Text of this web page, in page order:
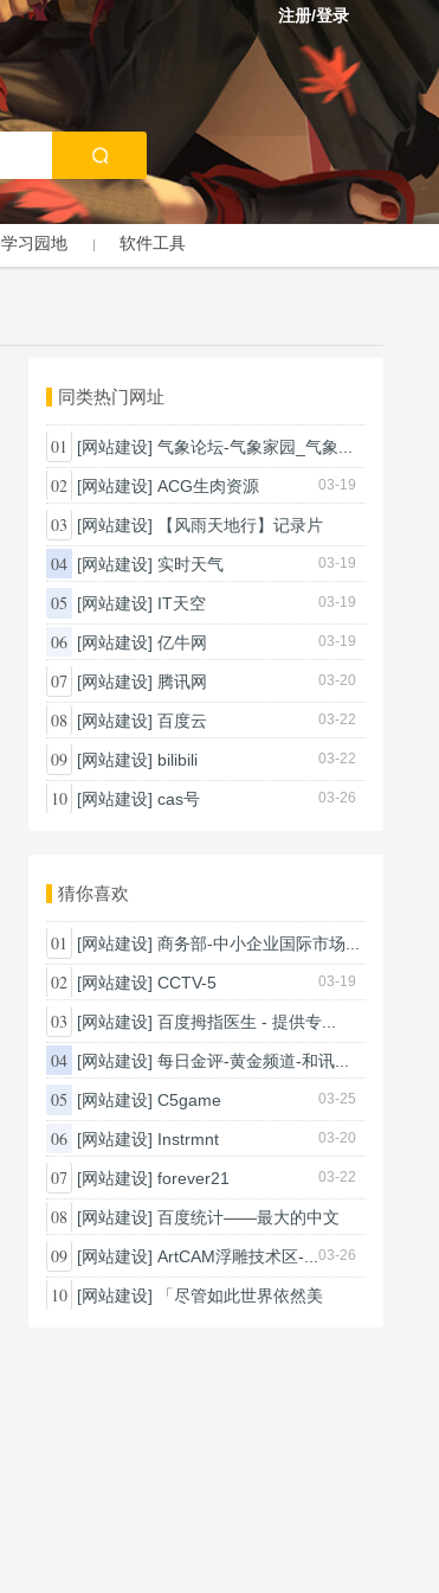
注册/登录
学习园地 软件工具
同类热门网址
01 [网站建设] 气象论坛-气象家园_气象...
03-18
02 [网站建设] ACG生肉资源 03-19
03 [网站建设] 【风雨天地行】记录片
03-20
04 [网站建设] 实时天气 03-19
05 [网站建设] IT天空 03-19
06 [网站建设] 亿牛网 03-19
07 [网站建设] 腾讯网 03-20
08 [网站建设] 百度云 03-22
09 [网站建设] bilibili 03-22
10 [网站建设] cas号 03-26
猜你喜欢
01 [网站建设] 商务部-中小企业国际市场...
03-26
02 [网站建设] CCTV-5 03-19
03 [网站建设] 百度拇指医生 - 提供专...
03-26
04 [网站建设] 每日金评-黄金频道-和讯...
03-26
05 [网站建设] C5game 03-25
06 [网站建设] Instrmnt 03-20
07 [网站建设] forever21 03-22
08 [网站建设] 百度统计——最大的中文
网...
03-25
09 [网站建设] ArtCAM浮雕技术区-... 03-26
10 [网站建设]
「尽管如此世界依然美